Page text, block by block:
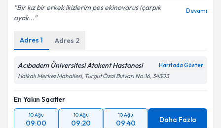
kapsamda işlenmesini kabul ediyorum.
Takvim Talebini Gönder
Bir kız bir erkek ikizlerim pes ekinovarus (çarpık
ayak...
Devamı
Adres 1 Adres 2
Acıbadem Üniversitesi Atakent Hastanesi Haritada Göster
Halkalı Merkez Mahallesi, Turgut Özal Bulvarı No:16, 34303
En Yakın Saatler
10 Ağu
09:00
10 Ağu
09:20
10 Ağu
09:40 Daha Fazla